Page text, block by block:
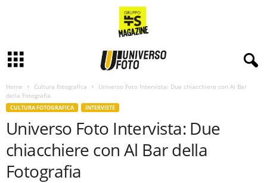
Home Cultura fotografica
Universo Foto Intervista: Due chiacchiere con Al Bar
della Fotografia
CULTURA FOTOGRAFICA INTERVISTE
Universo Foto Intervista: Due
chiacchiere con Al Bar della
Fotografia